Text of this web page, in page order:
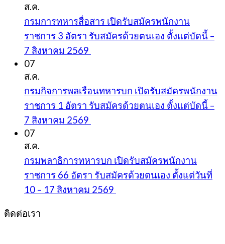
ส.ค.
กรมการทหารสื่อสาร เปิดรับสมัครพนักงาน
ราชการ 3 อัตรา รับสมัครด้วยตนเอง ตั้งแต่บัดนี้ –
7 สิงหาคม 2569
07
ส.ค.
กรมกิจการพลเรือนทหารบก เปิดรับสมัครพนักงาน
ราชการ 1 อัตรา รับสมัครด้วยตนเอง ตั้งแต่บัดนี้ –
7 สิงหาคม 2569
07
ส.ค.
กรมพลาธิการทหารบก เปิดรับสมัครพนักงาน
ราชการ 66 อัตรา รับสมัครด้วยตนเอง ตั้งแต่วันที่
10 – 17 สิงหาคม 2569
ติดต่อเรา